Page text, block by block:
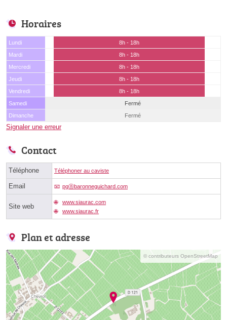
Horaires
Lundi
8h - 18h
Mardi
8h - 18h
Mercredi
8h - 18h
Jeudi
8h - 18h
Vendredi
8h - 18h
Samedi
Fermé
Dimanche
Fermé
Signaler une erreur
Contact
Téléphone Téléphoner au caviste
Email pgⓐbaronneguichard.com
Site web
www.siaurac.com
www.siaurac.fr
Plan et adresse
© contributeurs OpenStreetMap